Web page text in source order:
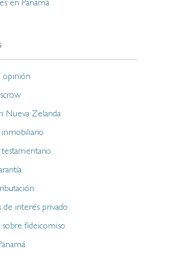
en Panamá
opinión
Nueva Zelanda
inmobiliario
testamentario
de interés privado
fideicomiso